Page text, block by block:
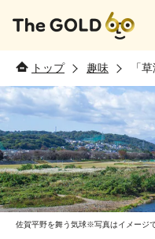
トップ 趣味 「
佐賀平野を舞う気球※写真はイメージ